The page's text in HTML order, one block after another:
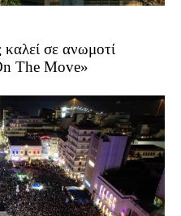
σε ανωμοτί
The Move»